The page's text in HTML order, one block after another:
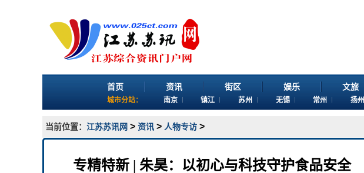
首页 资讯 街区 娱乐 文旅
城市分站： 南京 镇江 苏州 无锡 常州 扬州
当前位置： 江苏苏讯网 > 资讯 > 人物专访 >
专精特新 | 朱昊：以初心与科技守护食品安全